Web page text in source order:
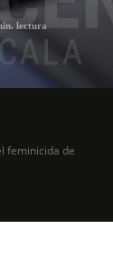
lectura
feminicida de